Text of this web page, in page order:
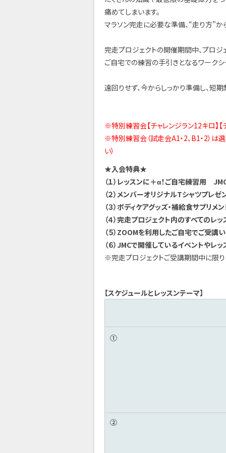
痛めてしまいます。
マラソン完走に必要な準備、“走り方”か
完走プロジェクトの開催期間中、プロジ
ご自宅での練習の手引きとなるワーク
遠回りせず、今からしっかり準備し、短
※特別練習会【チャレンジラン12キロ】
※特別練習会（試走会A1・2、B1・2）は
い）
★入会特典★
（１）レッスンに＋α！ご自宅練習用
（２）メンバーオリジナルTシャツプレゼ
（３）ボディケアグッズ・補給食サプリメ
（４）完走プロジェクト内のすべてのレッ
（５）ZOOMを利用したご自宅でご受講
（６）JMCで開催しているイベントやレ
※完走プロジェクトご受講期間中に限り
【スケジュールとレッスンテーマ】
①
②